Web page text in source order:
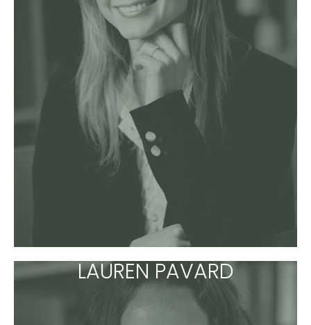
LAUREN PAVARD